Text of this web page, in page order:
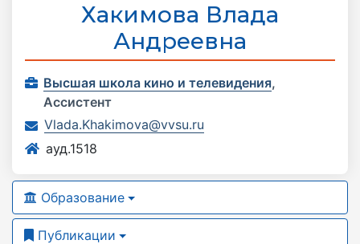
Хакимова Влада
Андреевна
Высшая школа кино и телевидения,
Ассистент
Vlada.Khakimova@vvsu.ru
ауд.1518
Образование
Публикации